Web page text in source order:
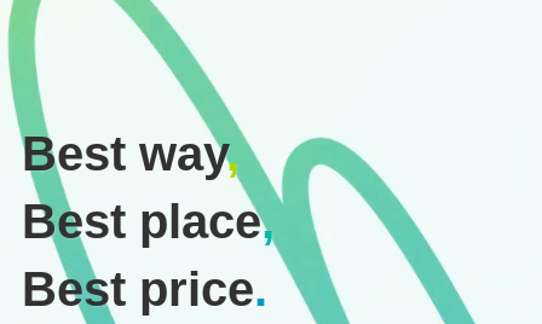
Best way,
Best place,
Best price.